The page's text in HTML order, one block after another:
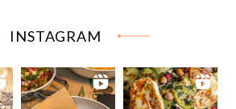
INSTAGRAM